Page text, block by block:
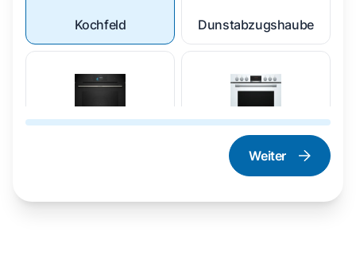
Kochfeld Dunstabzugshaube
Herd und Backofen
Weiter